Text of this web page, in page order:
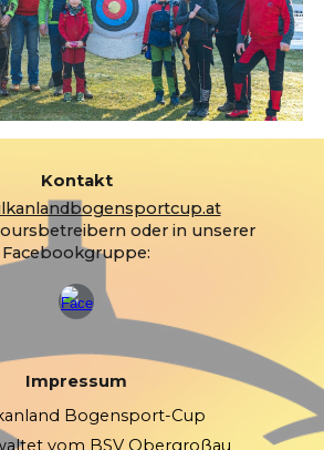
Kontakt
oder in unserer
Facebookgruppe:
Impressum
Bogensport-Cup
vom BSV Obergroßau